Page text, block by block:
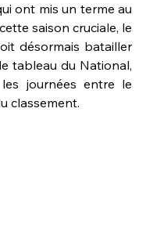
ont mis un terme au
saison cruciale, le
désormais batailler
tableau du National,
journées entre le
classement.